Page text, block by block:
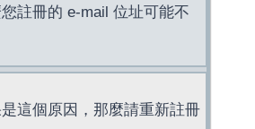
註冊的 e-mail 位址可能不
這個原因，那麼請重新註冊